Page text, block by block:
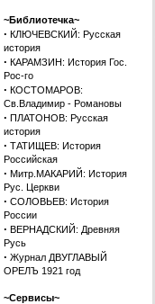
~Библиотечка~
· КЛЮЧЕВСКИЙ: Русская
история
· КАРАМЗИН: История Гос.
Рос-го
· КОСТОМАРОВ:
Св.Владимир - Романовы
· ПЛАТОНОВ: Русская
история
· ТАТИЩЕВ: История
Российская
· Митр.МАКАРИЙ: История
Рус. Церкви
· СОЛОВЬЕВ: История
России
· ВЕРНАДСКИЙ: Древняя
Русь
· Журнал ДВУГЛАВЫЙ
ОРЕЛЪ 1921 год
~Сервисы~